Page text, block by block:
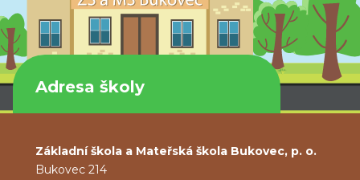
Adresa školy
Základní škola a Mateřská škola Bukovec, p. o.
Bukovec 214